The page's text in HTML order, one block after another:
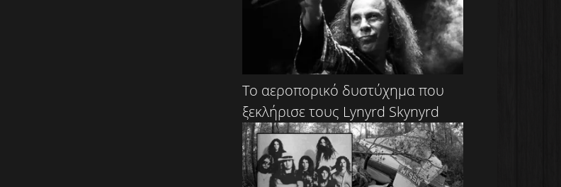
Το αεροπορικό δυστύχημα που
ξεκλήρισε τους Lynyrd Skynyrd